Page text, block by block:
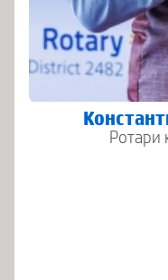
Ротари